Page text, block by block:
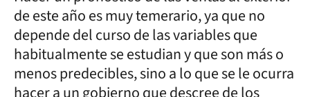
de este año es muy temerario, ya que no
depende del curso de las variables que
habitualmente se estudian y que son más o
menos predecibles, sino a lo que se le ocurra